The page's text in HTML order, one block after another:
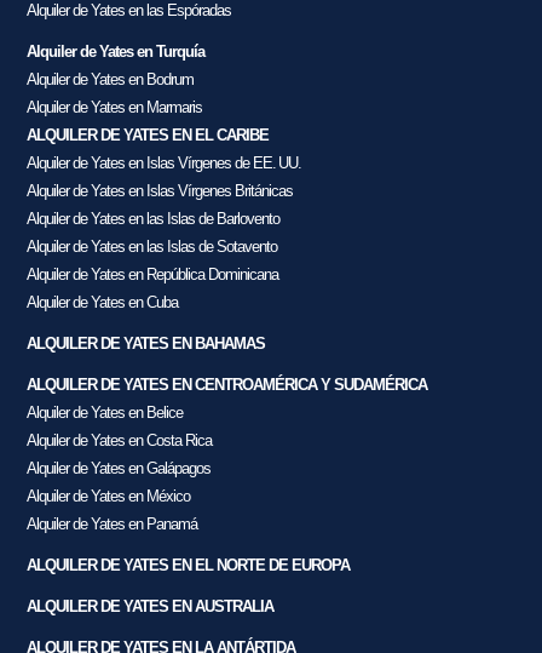
Alquiler de Yates en las Espóradas
Alquiler de Yates en Turquía
Alquiler de Yates en Bodrum
Alquiler de Yates en Marmaris
ALQUILER DE YATES EN EL CARIBE
Alquiler de Yates en Islas Vírgenes de EE. UU.
Alquiler de Yates en Islas Vírgenes Británicas
Alquiler de Yates en las Islas de Barlovento
Alquiler de Yates en las Islas de Sotavento
Alquiler de Yates en República Dominicana
Alquiler de Yates en Cuba
ALQUILER DE YATES EN BAHAMAS
ALQUILER DE YATES EN CENTROAMÉRICA Y SUDAMÉRICA
Alquiler de Yates en Belice
Alquiler de Yates en Costa Rica
Alquiler de Yates en Galápagos
Alquiler de Yates en México
Alquiler de Yates en Panamá
ALQUILER DE YATES EN EL NORTE DE EUROPA
ALQUILER DE YATES EN AUSTRALIA
ALQUILER DE YATES EN LA ANTÁRTIDA